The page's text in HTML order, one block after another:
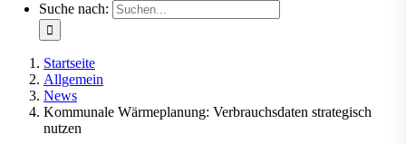
Suche nach:
Startseite
Allgemein
News
Kommunale Wärmeplanung: Verbrauchsdaten strategisch
nutzen